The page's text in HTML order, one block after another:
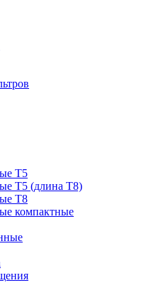
T5
T5 (длина T8)
T8
компактные